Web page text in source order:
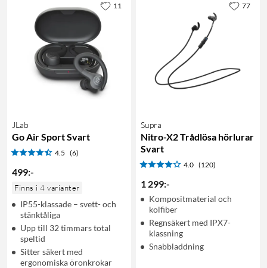
JLab
Go Air Sport Svart
4.5 (6)
499:-
Finns i 4 varianter
IP55-klassade – svett- och
stänktåliga
Upp till 32 timmars total
speltid
Sitter säkert med
ergonomiska öronkrokar
11
Supra
Nitro-X2 Trådlösa hörlurar
Svart
4.0 (120)
1 299:-
Kompositmaterial och
kolfiber
Regnsäkert med IPX7-
klassning
Snabbladdning
77